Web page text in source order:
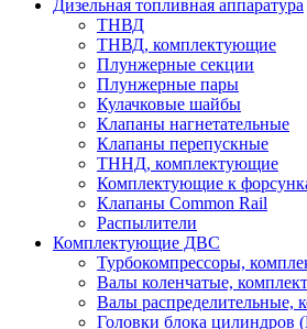
Дизельная
топливная
аппаратура
Дизельная топливная аппаратура
ТНВД
ТНВД, комплектующие
Плунжерные секции
Плунжерные пары
Кулачковые шайбы
Клапаны нагнетательные
Клапаны перепускные
ТННД, комплектующие
Комплектующие к
Клапаны Common Rail
Распылители
Комплектующие ДВС
Турбокомпрессоры,
Валы коленчатые,
Валы распределительные,
Головки блока